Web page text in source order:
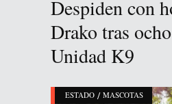
Despiden con
Drako tras
Unidad K9
ESTADO / MASCOTAS